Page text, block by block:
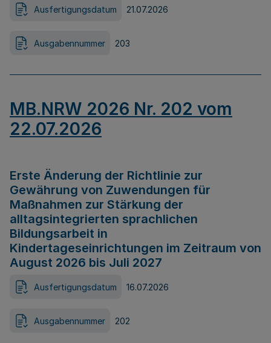
Ausfertigungsdatum 21.07.2026
Ausgabennummer 203
MB.NRW 2026 Nr. 202 vom
22.07.2026
Erste Änderung der Richtlinie zur
Gewährung von Zuwendungen für
Maßnahmen zur Stärkung der
alltagsintegrierten sprachlichen
Bildungsarbeit in
Kindertageseinrichtungen im Zeitraum von
August 2026 bis Juli 2027
Ausfertigungsdatum 16.07.2026
Ausgabennummer 202